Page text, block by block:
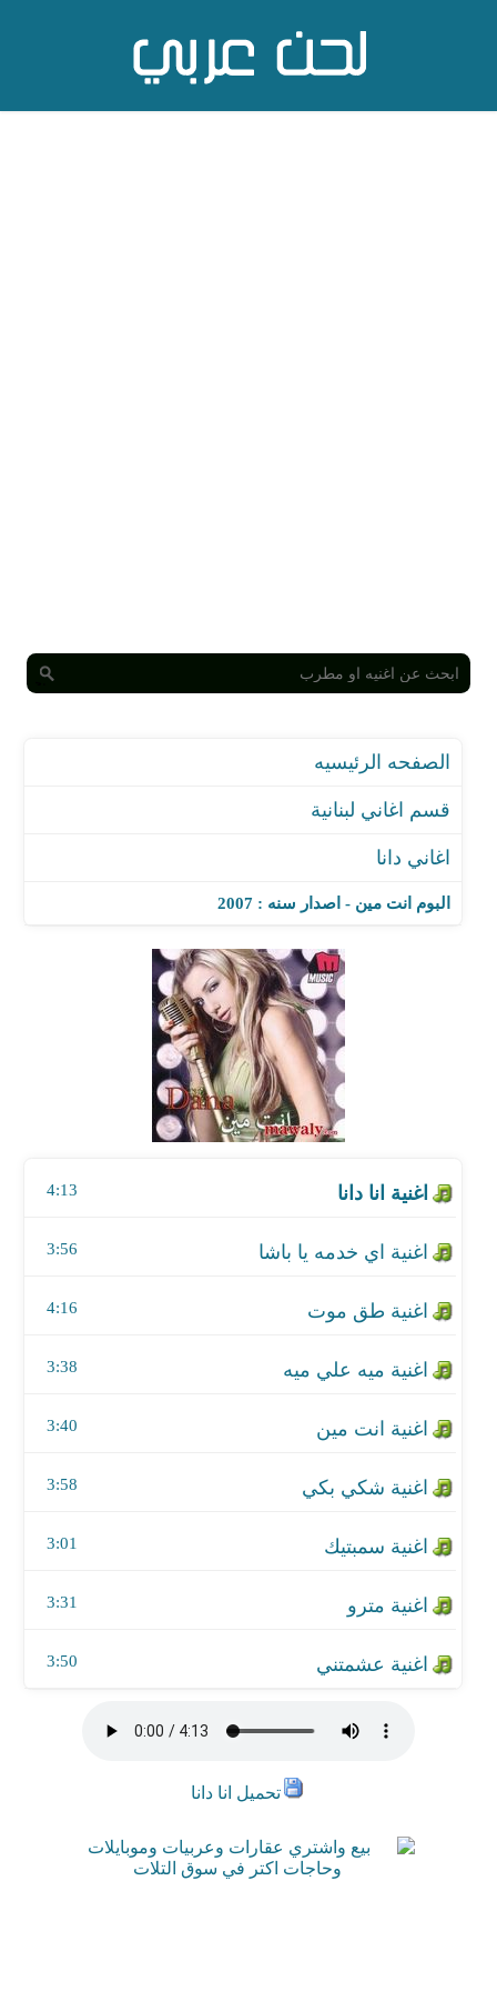
قسم اغاني لبنانية
البوم انت مين - اصدار سنه : 2007
اغنية انا دانا
4:13
اغنية اي خدمه يا باشا
3:56
اغنية طق موت
4:16
اغنية ميه علي ميه
3:38
اغنية انت مين
3:40
اغنية شكي بكي
3:58
3:01
3:31
اغنية عشمتني
3:50
تحميل انا دانا